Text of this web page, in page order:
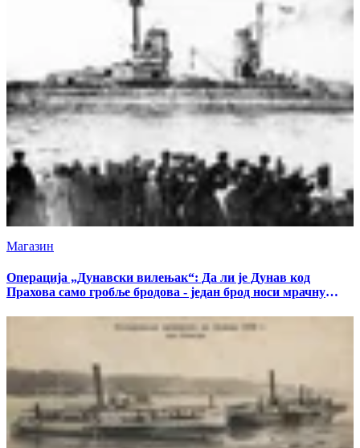
Магазин
Операција „Дунавски вилењак“: Да ли је Дунав код
Прахова само гробље бродова - један брод носи мрачну